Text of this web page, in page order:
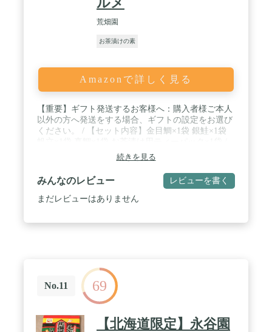
荒畑園
お茶漬けの素
Amazonで詳しく見る
【重要】ギフト発送するお客様へ：購入者様ご本人
以外の方へ発送をする場合、ギフトの設定をお選び
ください。 / 【セット内容】金目鯛×1袋 銀鮭×1袋
【老舗が作った旨味あふれる出汁】八十五年に渡り
静岡県焼津で店を構える老舗の鰹節屋が吟味した国
産の鰹節をベースに4種の国産厳選素材を使用した
奥深い味わいのお茶漬け用出汁が誕生しました。 /
【静岡県産の深蒸し茶】茶所、静岡県牧之原市にあ
や冷蔵になる水産加工品を、加工会社の優れた技術
により、美味しさをさらにアップさせつつ常温保存
を可能にしました。お届け後も常温保存が可能でも
う冷蔵庫で保存する必要はありません。送る側もい
ただく側も安心できるギフトです。
続きを見る
みんなのレビュー レビューを書く
まだレビューはありません
No.11 69
【北海道限定】永谷園